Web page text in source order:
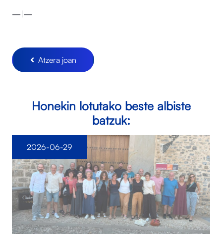
—|—
Atzera joan
Honekin lotutako beste albiste
batzuk:
2026-06-29